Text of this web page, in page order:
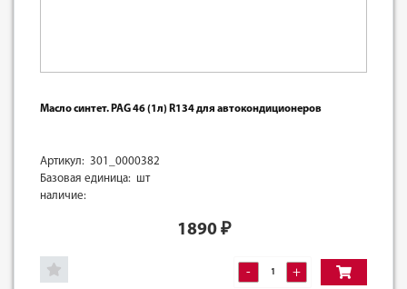
Масло синтет. PAG 46 (1л) R134 для автокондиционеров
Артикул: 301_0000382
Базовая единица: шт
наличие:
1890₽
- +